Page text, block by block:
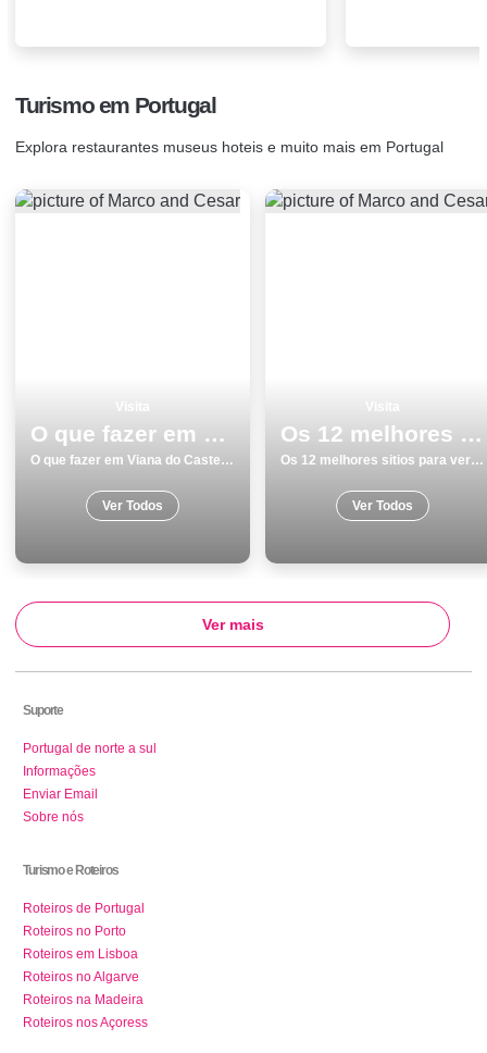
Turismo em Portugal
Explora restaurantes museus hoteis e muito mais em Portugal
O que fazer em Viana do Castelo os 15 melhores sitios para visitar
O que fazer em Viana do Castelo os 15 melhores sitios para visitar
Ver Todos
Os 12 melhores sitios para ver e visitar em Beja
Os 12 melhores sitios para ver e visitar em Beja
Ver Todos
Ver mais
Suporte
Portugal de norte a sul
Informações
Enviar Email
Sobre nós
Turismo e Roteiros
Roteiros de Portugal
Roteiros no Porto
Roteiros em Lisboa
Roteiros no Algarve
Roteiros na Madeira
Roteiros nos Açoress